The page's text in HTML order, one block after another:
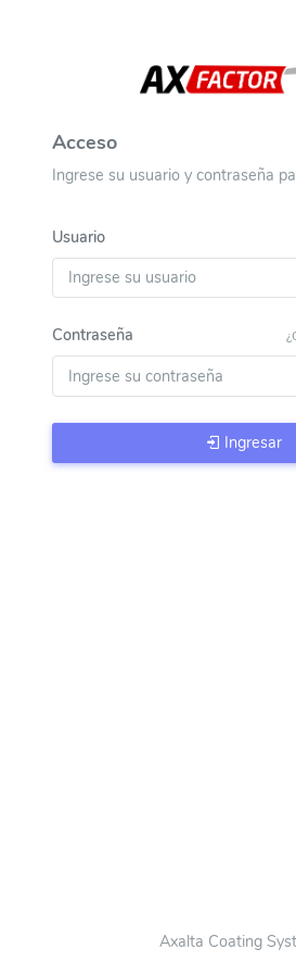
Acceso
Ingrese su usuario y contraseña
Usuario
Contraseña
Ingresar
Axalta Coating